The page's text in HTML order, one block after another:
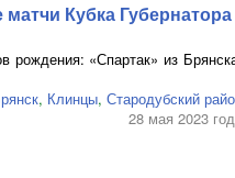
Кубка Губернатора
рождения: «Спартак» из
, Клинцы, Стародубский
28 мая 2023